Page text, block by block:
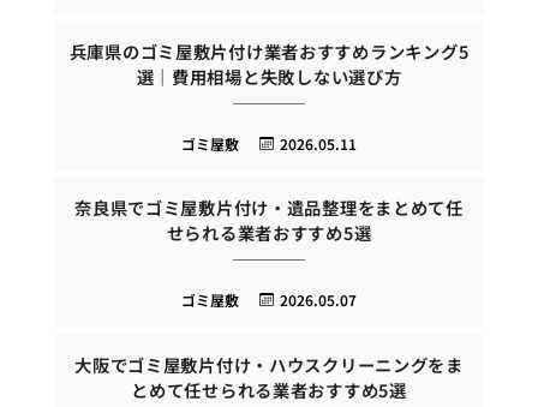
兵庫県のゴミ屋敷片付け業者おすすめランキング5
選｜費用相場と失敗しない選び方
2026.05.11
ゴミ屋敷
奈良県でゴミ屋敷片付け・遺品整理をまとめて任
せられる業者おすすめ5選
2026.05.07
ゴミ屋敷
大阪でゴミ屋敷片付け・ハウスクリーニングをま
とめて任せられる業者おすすめ5選